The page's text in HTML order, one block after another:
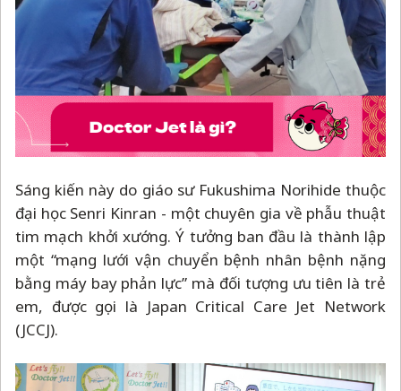
Sáng kiến này do giáo sư Fukushima Norihide thuộc
đại học Senri Kinran - một chuyên gia về phẫu thuật
tim mạch khởi xướng. Ý tưởng ban đầu là thành lập
một “mạng lưới vận chuyển bệnh nhân bệnh nặng
bằng máy bay phản lực” mà đối tượng ưu tiên là trẻ
em, được gọi là Japan Critical Care Jet Network
(JCCJ).